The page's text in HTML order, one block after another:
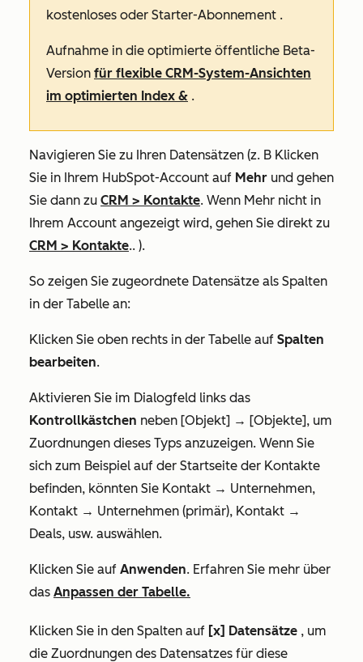
kostenloses oder Starter-Abonnement .
Aufnahme in die optimierte öffentliche Beta-
Version für flexible CRM-System-Ansichten
im optimierten Index & .
Navigieren Sie zu Ihren Datensätzen (z. B Klicken
Sie in Ihrem HubSpot-Account auf Mehr und gehen
Sie dann zu CRM > Kontakte. Wenn Mehr nicht in
Ihrem Account angezeigt wird, gehen Sie direkt zu
CRM > Kontakte.. ).
So zeigen Sie zugeordnete Datensätze als Spalten
in der Tabelle an:
Klicken Sie oben rechts in der Tabelle auf Spalten
bearbeiten.
Aktivieren Sie im Dialogfeld links das
Kontrollkästchen neben [Objekt] → [Objekte], um
Zuordnungen dieses Typs anzuzeigen. Wenn Sie
sich zum Beispiel auf der Startseite der Kontakte
befinden, könnten Sie Kontakt → Unternehmen,
Kontakt → Unternehmen (primär), Kontakt →
Deals, usw. auswählen.
Klicken Sie auf Anwenden. Erfahren Sie mehr über
das Anpassen der Tabelle.
Klicken Sie in den Spalten auf [x] Datensätze , um
die Zuordnungen des Datensatzes für diese